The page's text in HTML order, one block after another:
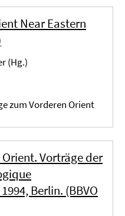
Near Eastern
(Hg.)
zum Vorderen Orient
Vorträge der
Berlin. (BBVO